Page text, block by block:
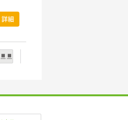
詳細